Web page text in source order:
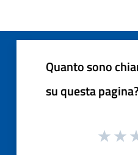
Quanto sono
su questa